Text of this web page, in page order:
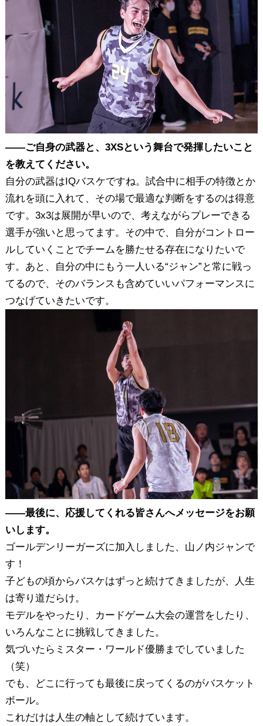
――ご自身の武器と、3XSという舞台で発揮したいこと
を教えてください。
自分の武器はIQバスケですね。試合中に相手の特徴とか
流れを頭に入れて、その場で最適な判断をするのは得意
です。3x3は展開が早いので、考えながらプレーできる
選手が強いと思ってます。その中で、自分がコントロー
ルしていくことでチームを勝たせる存在になりたいで
す。あと、自分の中にもう一人いる“ジャン”と常に戦っ
てるので、そのバランスも含めていいパフォーマンスに
つなげていきたいです。
――最後に、応援してくれる皆さんへメッセージをお願
いします。
ゴールデンリーガーズに加入しました、山ノ内ジャンで
す！
子どもの頃からバスケはずっと続けてきましたが、人生
は寄り道だらけ。
モデルをやったり、カードゲーム大会の運営をしたり、
いろんなことに挑戦してきました。
気づいたらミスター・ワールド優勝までしていました
（笑）
でも、どこに行っても最後に戻ってくるのがバスケット
ボール。
これだけは人生の軸として続けています。